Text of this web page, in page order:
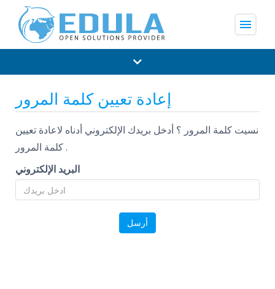
menu
إعادة تعيين كلمة المرور
نسيت كلمة المرور ؟ أدخل بريدك الإلكتروني أدناه لاعادة تعيين
كلمة المرور .
البريد الإلكتروني
أرسل